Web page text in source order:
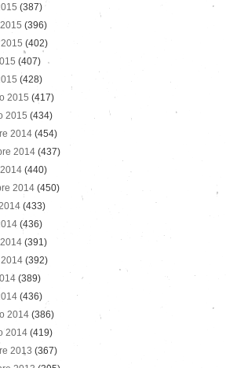
(387)
(396)
(402)
(407)
(428)
2015 (417)
2015 (434)
2014 (454)
2014 (437)
(440)
2014 (450)
(433)
(436)
(391)
(392)
(389)
(436)
2014 (386)
2014 (419)
2013 (367)